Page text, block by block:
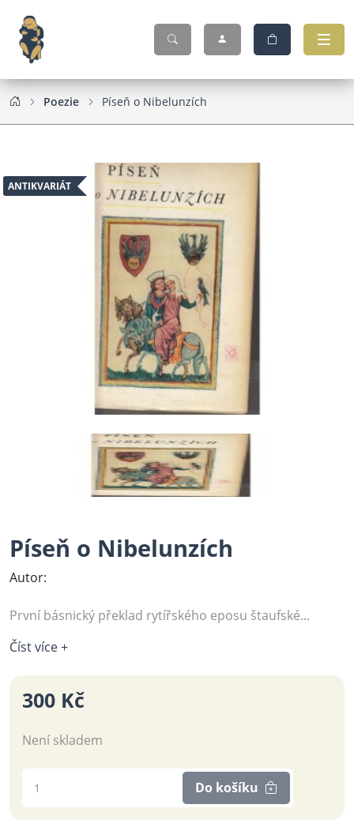
Poezie Píseň o Nibelunzích
ANTIKVARIÁT
Píseň o Nibelunzích
Autor:
První básnický překlad rytířského eposu štaufské...
Číst více +
300 Kč
Není skladem
Do košíku